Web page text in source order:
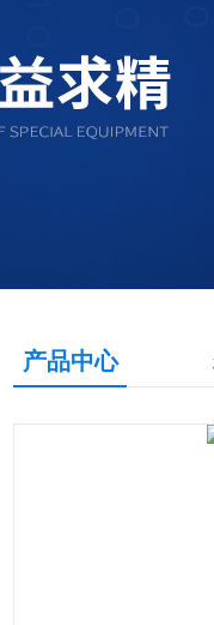
产品中心